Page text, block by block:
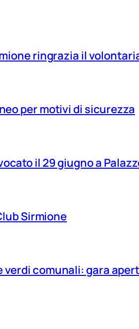
ringrazia il
per motivi di sicurezza
il 29 giugno a
Sirmione
comunali: gara